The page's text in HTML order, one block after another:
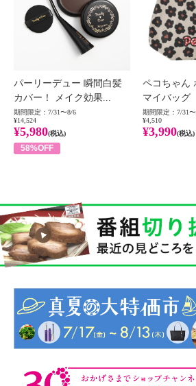
パーリーデュー 瞬間白髪
カバー！ メイク効果...
期間限定：7/31〜8/6
¥14,524
¥5,980(税込)
58%OFF
ペコちゃん
マイバッグ
期間限定：7/31
¥4,510
¥3,990(税込)